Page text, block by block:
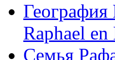
География
Raphael en
Семья